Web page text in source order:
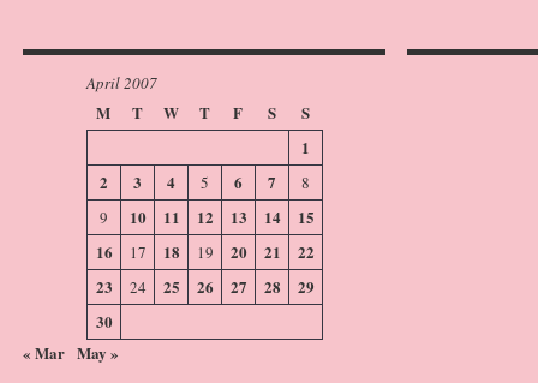
April 2007
M T W T F S
S
1
2
3 4 5 6 7
8
9
10 11 12 13 14
15
16
17 18 19 20 21
22
23
24 25 26 27 28
29
30
« Mar May »